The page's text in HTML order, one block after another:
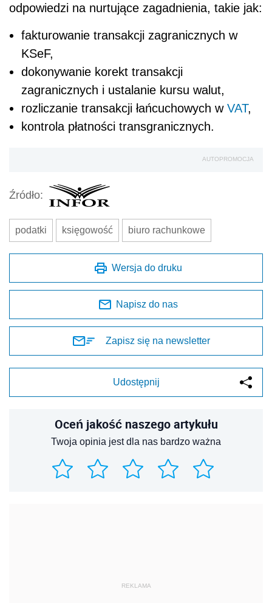
odpowiedzi na nurtujące zagadnienia, takie jak:
fakturowanie transakcji zagranicznych w
KSeF,
dokonywanie korekt transakcji
zagranicznych i ustalanie kursu walut,
rozliczanie transakcji łańcuchowych w VAT,
kontrola płatności transgranicznych.
AUTOPROMOCJA
Źródło:
podatki księgowość biuro rachunkowe
Wersja do druku
Napisz do nas
Zapisz się na newsletter
Udostępnij
Oceń jakość naszego artykułu
Twoja opinia jest dla nas bardzo ważna
REKLAMA